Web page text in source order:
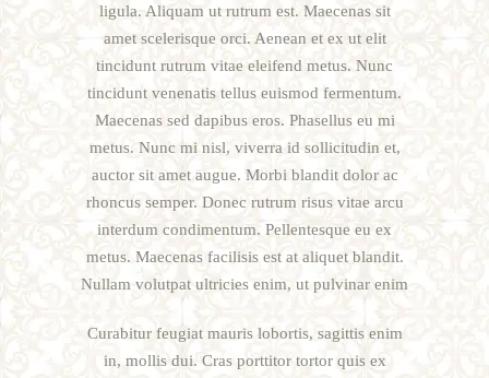
ligula. Aliquam ut rutrum est. Maecenas sit
amet scelerisque orci. Aenean et ex ut elit
tincidunt rutrum vitae eleifend metus. Nunc
tincidunt venenatis tellus euismod fermentum.
Maecenas sed dapibus eros. Phasellus eu mi
metus. Nunc mi nisl, viverra id sollicitudin et,
auctor sit amet augue. Morbi blandit dolor ac
rhoncus semper. Donec rutrum risus vitae arcu
interdum condimentum. Pellentesque eu ex
metus. Maecenas facilisis est at aliquet blandit.
Nullam volutpat ultricies enim, ut pulvinar enim
Curabitur feugiat mauris lobortis, sagittis enim
in, mollis dui. Cras porttitor tortor quis ex